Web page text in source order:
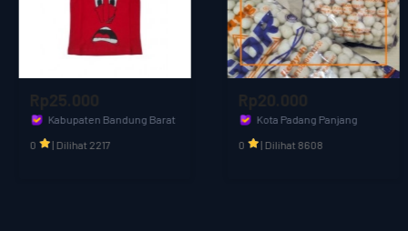
Rp20.000
Kota Padang Panjang
0 |Dilihat 8608
Rp18.000
Kota Padang Panjang
0 |Dilihat 4277